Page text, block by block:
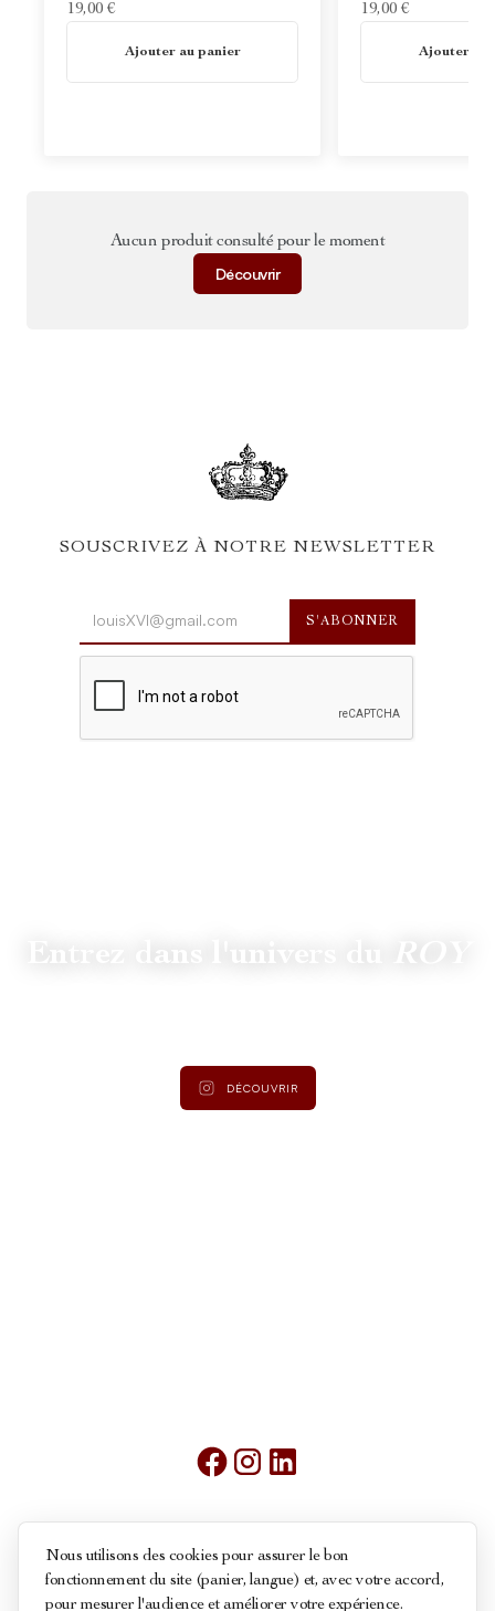
19,00 €
Ajouter au panier
19,00 €
Ajouter au
Aucun produit consulté pour le moment
Découvrir
SOUSCRIVEZ À NOTRE NEWSLETTER
ROY
DÉCOUVRIR
Conditions générales de ventes
Nous utilisons des cookies pour assurer le bon
fonctionnement du site (panier, langue) et, avec votre accord,
pour mesurer l'audience et améliorer votre expérience.